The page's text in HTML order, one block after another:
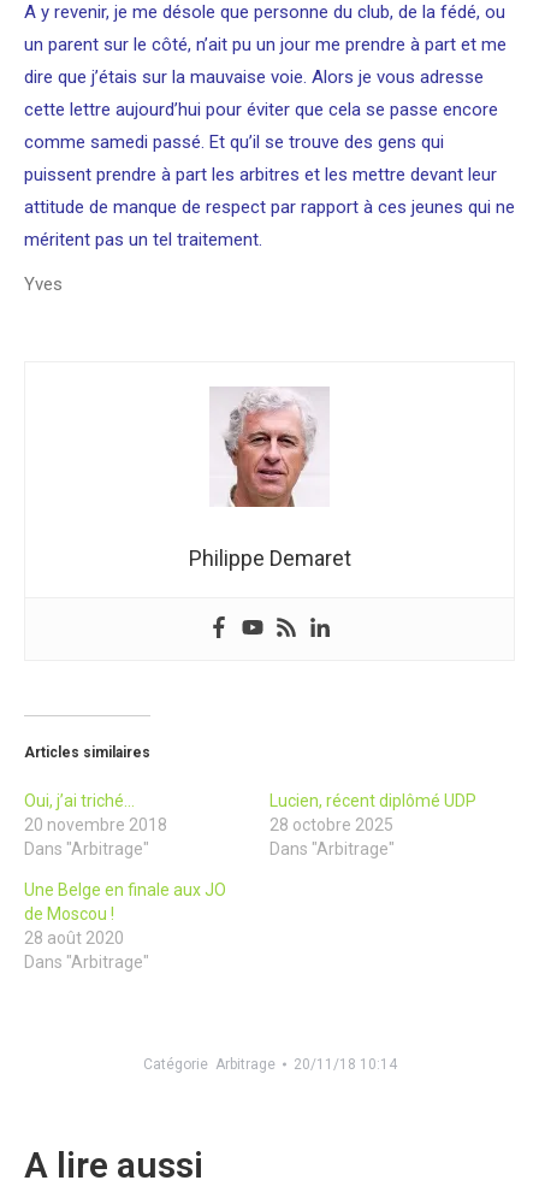
A y revenir, je me désole que personne du club, de la fédé, ou
un parent sur le côté, n’ait pu un jour me prendre à part et me
dire que j’étais sur la mauvaise voie. Alors je vous adresse
cette lettre aujourd’hui pour éviter que cela se passe encore
comme samedi passé. Et qu’il se trouve des gens qui
puissent prendre à part les arbitres et les mettre devant leur
attitude de manque de respect par rapport à ces jeunes qui ne
méritent pas un tel traitement.
Yves
Philippe Demaret
Articles similaires
Oui, j’ai triché…
20 novembre 2018
Dans "Arbitrage"
Lucien, récent diplômé UDP
28 octobre 2025
Dans "Arbitrage"
Une Belge en finale aux JO
de Moscou !
28 août 2020
Dans "Arbitrage"
Catégorie Arbitrage 20/11/18 10:14
A lire aussi